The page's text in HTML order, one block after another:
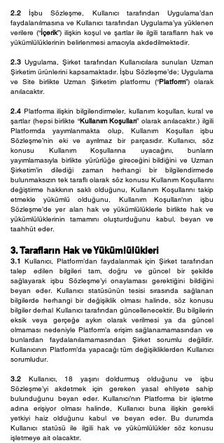
2.2 İşbu Sözleşme, Kullanıcı tarafından Uygulama’dan
faydalanılmasına ve Kullanıcı tarafından Uygulama’ya yüklenen
verilere (“İçerik”) ilişkin koşul ve şartlar ile ilgili tarafların hak ve
yükümlülüklerinin belirlenmesi amacıyla akdedilmektedir.
2.3 Uygulama, Şirket tarafından Kullanıcılara sunulan Uzman
Şirketim ürünlerini kapsamaktadır. İşbu Sözleşme’de; Uygulama
ve Site birlikte Uzman Şirketim platformu (“Platform”) olarak
anılacaktır.
2.4 Platforma ilişkin bilgilendirmeler, kullanım koşulları, kural ve
şartlar (hepsi birlikte “Kullanım Koşulları” olarak anılacaktır.) ilgili
Platformda yayımlanmakta olup, Kullanım Koşulları işbu
Sözleşme’nin eki ve ayrılmaz bir parçasıdır. Kullanıcı, söz
konusu Kullanım Koşullarına uyacağını, bunların
yayımlamasıyla birlikte yürürlüğe gireceğini bildiğini ve Uzman
Şirketim’in dilediği zaman herhangi bir bilgilendirmede
bulunmaksızın tek taraflı olarak söz konusu Kullanım Koşullarını
değiştirme hakkının saklı olduğunu, Kullanım Koşullarını takip
etmekle yükümlü olduğunu, Kullanım Koşulları’nın işbu
Sözleşme’de yer alan hak ve yükümlülüklerle birlikte hak ve
yükümlülüklerinin tamamını oluşturduğunu kabul, beyan ve
taahhüt eder.
3. Tarafların Hak ve Yükümlülükleri
3.1 Kullanıcı, Platform’dan faydalanmak için Şirket tarafından
talep edilen bilgileri tam, doğru ve güncel bir şekilde
sağlayarak işbu Sözleşme’yi onaylaması gerektiğini bildiğini
beyan eder. Kullanıcı statüsünün tesisi sırasında sağlanan
bilgilerde herhangi bir değişiklik olması halinde, söz konusu
bilgiler derhal Kullanıcı tarafından güncellenecektir. Bu bilgilerin
eksik veya gerçeğe aykırı olarak verilmesi ya da güncel
olmaması nedeniyle Platform’a erişim sağlanamamasından ve
bunlardan faydalanılamamasından Şirket sorumlu değildir.
Kullanıcının Platform’da yapacağı tüm değişikliklerden Kullanıcı
sorumludur.
3.2 Kullanıcı, 18 yaşını doldurmuş olduğunu ve işbu
Sözleşme’yi akdetmek için gereken yasal ehliyete sahip
bulunduğunu beyan eder. Kullanıcı’nın Platforma bir işletme
adına erişiyor olması halinde, Kullanıcı buna ilişkin gerekli
yetkiyi haiz olduğunu kabul ve beyan eder. Bu durumda
Kullanıcı statüsü ile ilgili hak ve yükümlülükler söz konusu
işletmeye ait olacaktır.